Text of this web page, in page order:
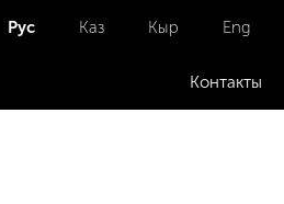
Рус Каз Кыр Eng
Контакты